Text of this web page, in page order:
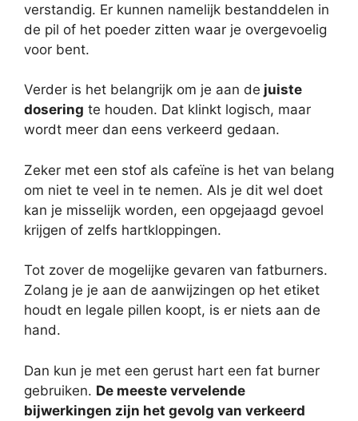
verstandig. Er kunnen namelijk bestanddelen in
de pil of het poeder zitten waar je overgevoelig
voor bent.
Verder is het belangrijk om je aan de juiste
dosering te houden. Dat klinkt logisch, maar
wordt meer dan eens verkeerd gedaan.
Zeker met een stof als cafeïne is het van belang
om niet te veel in te nemen. Als je dit wel doet
kan je misselijk worden, een opgejaagd gevoel
krijgen of zelfs hartkloppingen.
Tot zover de mogelijke gevaren van fatburners.
Zolang je je aan de aanwijzingen op het etiket
houdt en legale pillen koopt, is er niets aan de
hand.
Dan kun je met een gerust hart een fat burner
gebruiken. De meeste vervelende
bijwerkingen zijn het gevolg van verkeerd